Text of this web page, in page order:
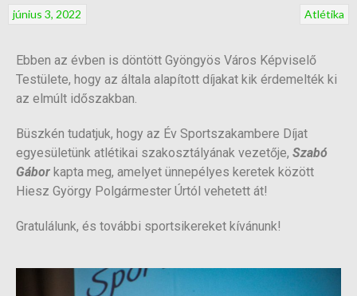
Atlétika
június 3, 2022
Ebben az évben is döntött Gyöngyös Város Képviselő
Testülete, hogy az általa alapított díjakat kik érdemelték ki
az elmúlt időszakban.
Büszkén tudatjuk, hogy az Év Sportszakambere Díjat
egyesületünk atlétikai szakosztályának vezetője, Szabó
Gábor kapta meg, amelyet ünnepélyes keretek között
Hiesz György Polgármester Úrtól vehetett át!
Gratulálunk, és további sportsikereket kívánunk!